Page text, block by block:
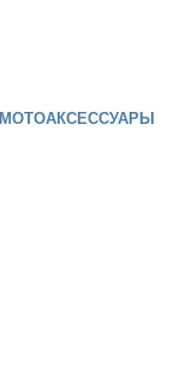
МОТОАКСЕССУАРЫ